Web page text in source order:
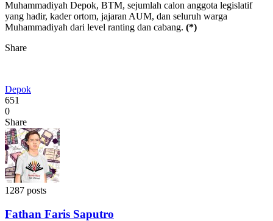
Muhammadiyah Depok, BTM, sejumlah calon anggota legislatif
yang hadir, kader ortom, jajaran AUM, dan seluruh warga
Muhammadiyah dari level ranting dan cabang. (*)
Share
Depok
651
0
Share
1287 posts
Fathan Faris Saputro